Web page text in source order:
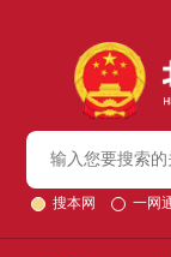
搜本网 一网